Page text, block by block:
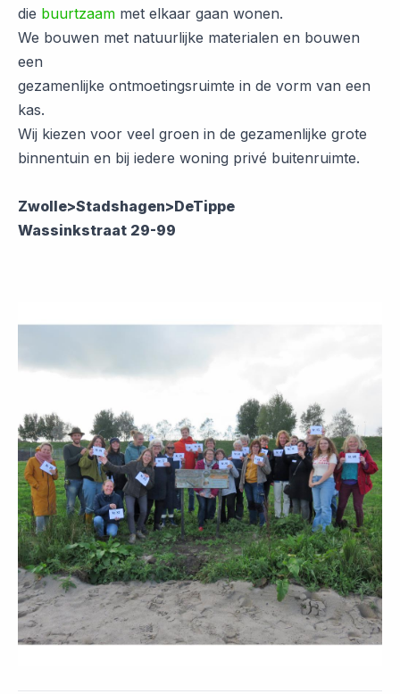
die buurtzaam met elkaar gaan wonen.
We bouwen met natuurlijke materialen en bouwen
een
gezamenlijke ontmoetingsruimte in de vorm van een
kas.
Wij kiezen voor veel groen in de gezamenlijke grote
binnentuin en bij iedere woning privé buitenruimte.
Zwolle>Stadshagen>DeTippe
Wassinkstraat 29-99